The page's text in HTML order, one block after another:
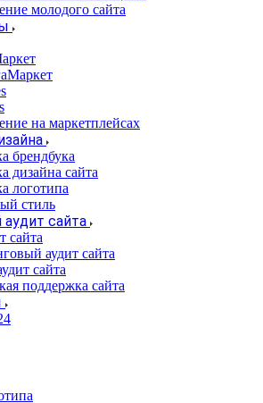
молодого сайта
на маркетплейсах
брендбука
дизайна сайта
логотипа
стиль
сайта
сайта
аудит сайта
сайта
поддержка сайта